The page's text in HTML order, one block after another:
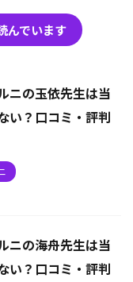
んでいます
ニの玉依先生は当
い？口コミ・評判
ニの海舟先生は当
い？口コミ・評判